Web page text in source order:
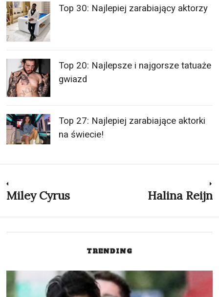
Top 30: Najlepiej zarabiający aktorzy
Top 20: Najlepsze i najgorsze tatuaże
gwiazd
Top 27: Najlepiej zarabiające aktorki
na świecie!
Nawigacja
wpisu
Previous
Miley Cyrus Halina Reijn
TRENDING